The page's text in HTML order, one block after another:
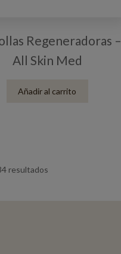
Regeneradoras –
All Skin Med
Añadir al carrito
resultados